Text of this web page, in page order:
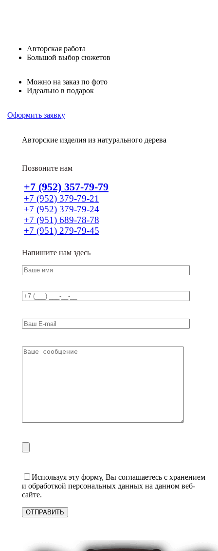
Авторская работа
Большой выбор сюжетов
Можно на заказ по фото
Идеально в подарок
Оформить заявку
Авторские изделия из натурального дерева
Позвоните нам
+7 (952) 357-79-79
+7 (952) 379-79-21
+7 (952) 379-79-24
+7 (951) 689-78-78
+7 (951) 279-79-45
Напишите нам здесь
Используя эту форму, Вы соглашаетесь с хранением
и обработкой персональных данных на данном веб-
сайте.